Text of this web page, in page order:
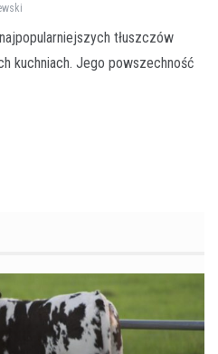
tłuszczów
kuchniach. Jego powszechność